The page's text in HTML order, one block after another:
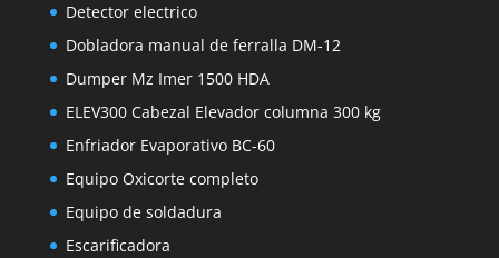
Detector electrico
Dobladora manual de ferralla DM-12
Dumper Mz Imer 1500 HDA
ELEV300 Cabezal Elevador columna 300 kg
Enfriador Evaporativo BC-60
Equipo Oxicorte completo
Equipo de soldadura
Escarificadora